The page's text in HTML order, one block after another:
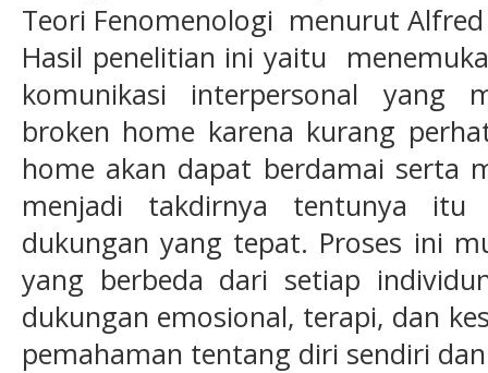
Teori Fenomenologi menurut
Hasil penelitian ini yaitu
komunikasi interpersonal yang
broken home karena kurang
home akan dapat berdamai serta
menjadi takdirnya tentunya
dukungan yang tepat. Proses ini
yang berbeda dari setiap
dukungan emosional, terapi, dan
pemahaman tentang diri sendiri